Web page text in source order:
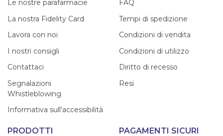
Le nostre parafarmacie
La nostra Fidelity Card
Lavora con noi
I nostri consigli
Contattaci
Segnalazioni
Whistleblowing
Informativa sull'accessibilità
FAQ
Tempi di spedizione
Condizioni di vendita
Condizioni di utilizzo
Diritto di recesso
Resi
PRODOTTI PAGAMENTI SICURI